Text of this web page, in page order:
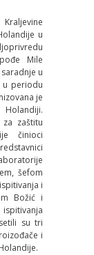
u
Mile
u
u periodu
je
zaštitu
činioci
šefom
i
Božić i
su tri
i